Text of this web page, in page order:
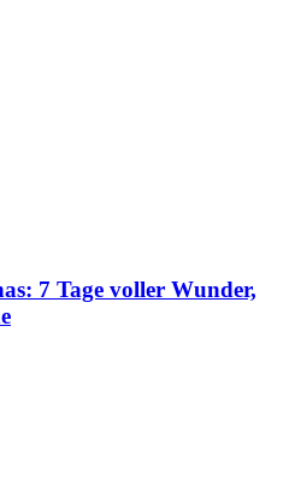
7 Tage voller Wunder,